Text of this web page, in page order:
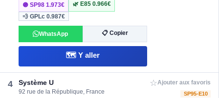
🟣 SP981.973€ 🌿 E85 0.966€
💨 GPLc0.987€
WhatsApp 📋 Copier
🗺️ Y aller
4 Système U
92 rue de la République, France
☆Ajouter aux favoris
SP95-E10